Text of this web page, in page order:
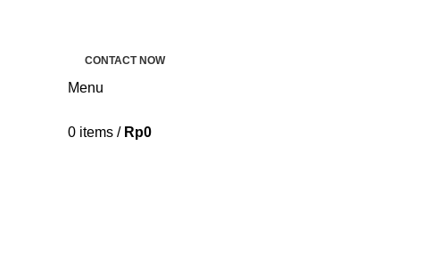
CONTACT NOW
Menu
0 items / Rp0